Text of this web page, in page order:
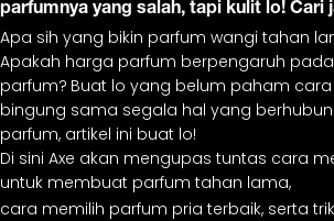
parfumnya yang salah, tapi kulit lo! Cari
Apa sih yang bikin parfum wangi tahan
Apakah harga parfum berpengaruh
parfum? Buat lo yang belum paham
bingung sama segala hal yang
parfum, artikel ini buat lo!
Di sini Axe akan mengupas tuntas cara
untuk membuat parfum tahan lama,
cara memilih parfum pria terbaik, serta